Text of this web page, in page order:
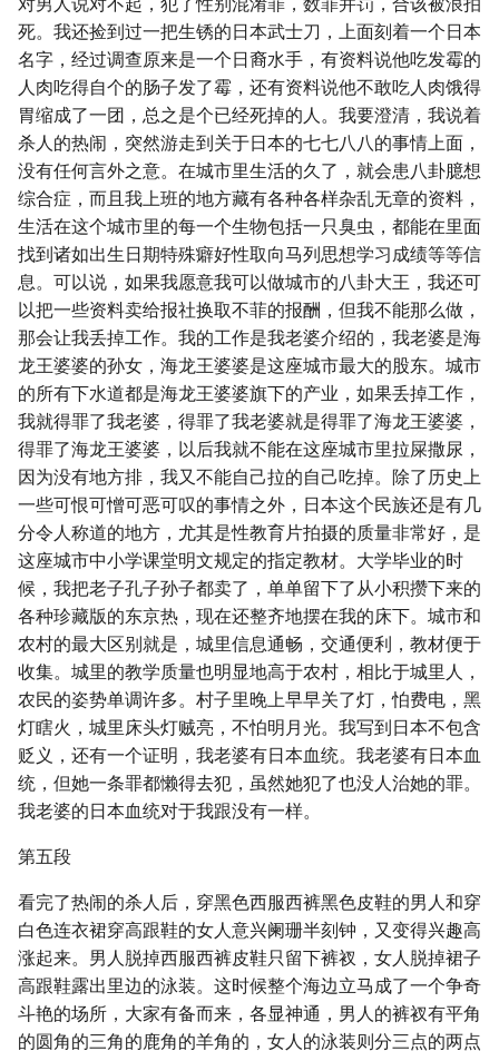
死。我还捡到过一把生锈的日本武士刀，上面刻着一个日本
名字，经过调查原来是一个日裔水手，有资料说他吃发霉的
人肉吃得自个的肠子发了霉，还有资料说他不敢吃人肉饿得
胃缩成了一团，总之是个已经死掉的人。我要澄清，我说着
杀人的热闹，突然游走到关于日本的七七八八的事情上面，
没有任何言外之意。在城市里生活的久了，就会患八卦臆想
综合症，而且我上班的地方藏有各种各样杂乱无章的资料，
生活在这个城市里的每一个生物包括一只臭虫，都能在里面
找到诸如出生日期特殊癖好性取向马列思想学习成绩等等信
息。可以说，如果我愿意我可以做城市的八卦大王，我还可
以把一些资料卖给报社换取不菲的报酬，但我不能那么做，
那会让我丢掉工作。我的工作是我老婆介绍的，我老婆是海
龙王婆婆的孙女，海龙王婆婆是这座城市最大的股东。城市
的所有下水道都是海龙王婆婆旗下的产业，如果丢掉工作，
我就得罪了我老婆，得罪了我老婆就是得罪了海龙王婆婆，
得罪了海龙王婆婆，以后我就不能在这座城市里拉屎撒尿，
因为没有地方排，我又不能自己拉的自己吃掉。除了历史上
一些可恨可憎可恶可叹的事情之外，日本这个民族还是有几
分令人称道的地方，尤其是性教育片拍摄的质量非常好，是
这座城市中小学课堂明文规定的指定教材。大学毕业的时
候，我把老子孔子孙子都卖了，单单留下了从小积攒下来的
各种珍藏版的东京热，现在还整齐地摆在我的床下。城市和
农村的最大区别就是，城里信息通畅，交通便利，教材便于
收集。城里的教学质量也明显地高于农村，相比于城里人，
农民的姿势单调许多。村子里晚上早早关了灯，怕费电，黑
灯瞎火，城里床头灯贼亮，不怕明月光。我写到日本不包含
贬义，还有一个证明，我老婆有日本血统。我老婆有日本血
统，但她一条罪都懒得去犯，虽然她犯了也没人治她的罪。
我老婆的日本血统对于我跟没有一样。
第五段
看完了热闹的杀人后，穿黑色西服西裤黑色皮鞋的男人和穿
白色连衣裙穿高跟鞋的女人意兴阑珊半刻钟，又变得兴趣高
涨起来。男人脱掉西服西裤皮鞋只留下裤衩，女人脱掉裙子
高跟鞋露出里边的泳装。这时候整个海边立马成了一个争奇
斗艳的场所，大家有备而来，各显神通，男人的裤衩有平角
的圆角的三角的鹿角的羊角的，女人的泳装则分三点的两点